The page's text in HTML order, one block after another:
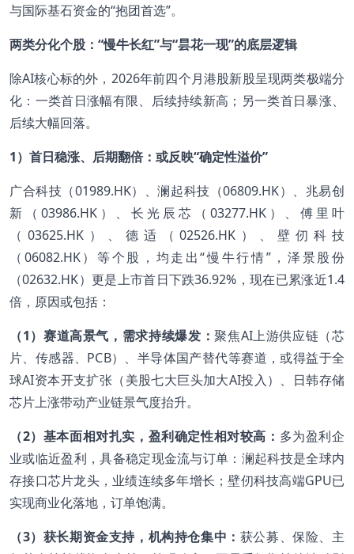
与国际基石资金的“抱团首选”。
两类分化个股：“慢牛长红”与“昙花一现”的底层逻辑
除AI核心标的外，2026年前四个月港股新股呈现两类极端分
化：一类首日涨幅有限、后续持续新高；另一类首日暴涨、
后续大幅回落。
1）首日稳涨、后期翻倍：或反映“确定性溢价”
广合科技（01989.HK）、澜起科技（06809.HK）、兆易创
新（03986.HK）、长光辰芯（03277.HK）、傅里叶
（03625.HK）、德适（02526.HK）、壁仞科技
（06082.HK）等个股，均走出“慢牛行情”，泽景股份
（02632.HK）更是上市首日下跌36.92%，现在已累涨近1.4
倍，原因或包括：
（1）赛道高景气，需求持续爆发：聚焦AI上游供应链（芯
片、传感器、PCB）、半导体国产替代等赛道，或得益于全
球AI资本开支扩张（美股七大巨头加大AI投入）、日韩存储
芯片上涨带动产业链景气度抬升。
（2）基本面相对扎实，盈利确定性相对较高： 多为盈利企
业或临近盈利，具备稳定现金流与订单：澜起科技是全球内
存接口芯片龙头，业绩连续多年增长；壁仞科技高端GPU已
实现商业化落地，订单饱满。
（3）获长期资金支持，机构持仓集中： 获公募、保险、主